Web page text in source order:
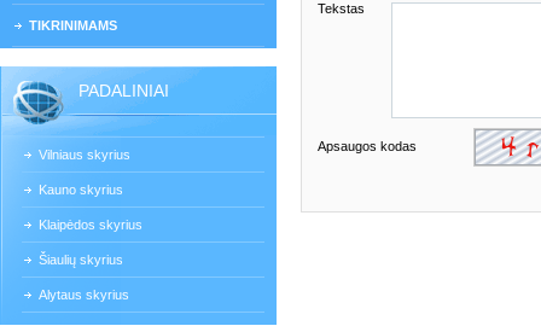
TIKRINIMAMS
PADALINIAI
Vilniaus skyrius
Kauno skyrius
Klaipėdos skyrius
Šiaulių skyrius
Alytaus skyrius
Tekstas
Apsaugos kodas